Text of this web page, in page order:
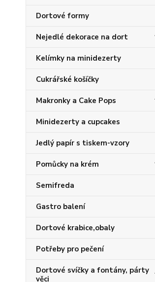
Dortové formy
Nejedlé dekorace na dort
Kelímky na minidezerty
Cukrářské košíčky
Makronky a Cake Pops
Minidezerty a cupcakes
Jedlý papír s tiskem-vzory
Pomůcky na krém
Semifreda
Gastro balení
Dortové krabice,obaly
Potřeby pro pečení
Dortové svíčky a fontány, párty
věci